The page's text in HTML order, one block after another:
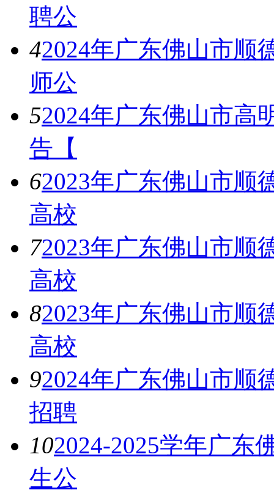
聘公
42024年广东佛山市顺
师公
52024年广东佛山市高
告【
62023年广东佛山市顺
高校
72023年广东佛山市顺
高校
82023年广东佛山市顺
高校
92024年广东佛山市顺
招聘
102024-2025学年广东
生公